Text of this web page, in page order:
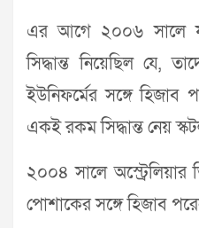
এর আগে ২০০৬ সালে
সিদ্ধান্ত নিয়েছিল যে,
ইউনিফর্মের সঙ্গে
একই রকম সিদ্ধান্ত নেয়
২০০৪ সালে অস্ট্রেলিয়ার
পোশাকের সঙ্গে হিজাব